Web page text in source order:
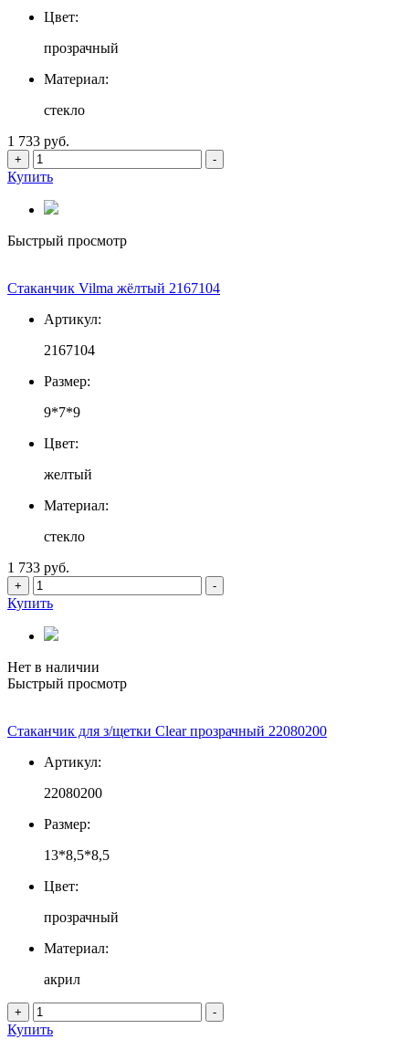
Цвет:
прозрачный
Материал:
стекло
1 733 руб.
+ -
Купить
Быстрый просмотр
Стаканчик Vilma жёлтый 2167104
Артикул:
2167104
Размер:
9*7*9
Цвет:
желтый
Материал:
стекло
1 733 руб.
+ -
Купить
Нет в наличии
Быстрый просмотр
Стаканчик для з/щетки Clear прозрачный 22080200
Артикул:
22080200
Размер:
13*8,5*8,5
Цвет:
прозрачный
Материал:
акрил
+ -
Купить